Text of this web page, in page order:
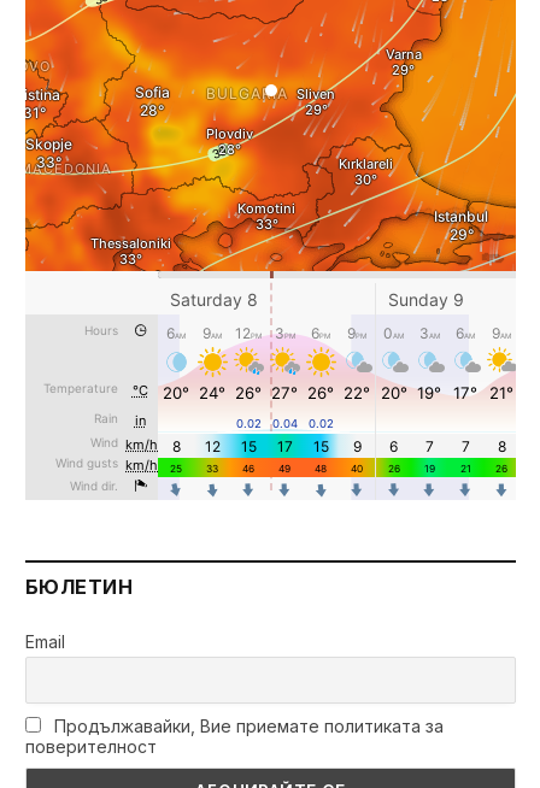
БЮЛЕТИН
Email
Продължавайки, Вие приемате политиката за
поверителност